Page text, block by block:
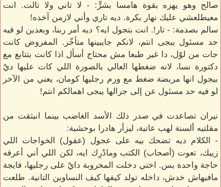
صالح وهو يهزه بقوة هامسا بشرٍّ: - لا تاني ولا تالت. انت
معيطلعشي عليك نهار بكرة. ديه تاري وأني لازمن آخده!
سالم بصدمة: - تار!. انت بتجول ايه؟ ديه أمر ربنا، وبعدين لو فيه
حد مسئول يبجى انتم، لانكم جايبينها متأخّر. المفروض كانت
جات من لوّل، دا غير طبعا مش محتاج أسأل اذا كانت بتتابع مع
دكتورة نسا، لانه ضغطها العالي بالصورة اللي كات عليها ديْ
بيجول انها مريضة ضغط مع ورم رجليها كومان، يعني من الآخر
لو فيه حد مسئول عن إلى جرالها يبجى اهمالكم انتم!
نيران تصاعدت في صدر ذلك الأسد الغاضب بينما انبثقت من
مقلتيه ألسنة لهب عاتية، ليزأر هادرا بوحشية:
- الكلام ديه تضحك بيه على عجول (عقول) الخواجات اللي
زييك، تعوت (أصحاب) الكتب ومادْرِك ايه، لكن اللي أني أعرفه
حاجة واحدة بس. اختي دخلت المخروبة دايْ على رجليها، فايجة
مافيهاش خدش، داخله تولد كيفها كيف النساوين التانية. طلعت